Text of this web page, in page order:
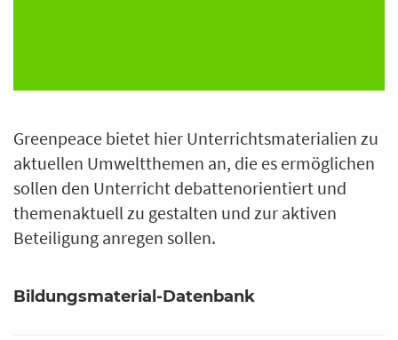
Greenpeace bietet hier Unterrichtsmaterialien zu
aktuellen Umweltthemen an, die es ermöglichen
sollen den Unterricht debattenorientiert und
themenaktuell zu gestalten und zur aktiven
Beteiligung anregen sollen.
Bildungsmaterial-Datenbank